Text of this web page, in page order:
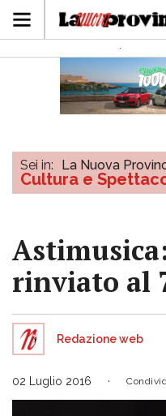
Sei in: La Nuova
Cultura e
rinviato al
Redazione web
02 Luglio 2016